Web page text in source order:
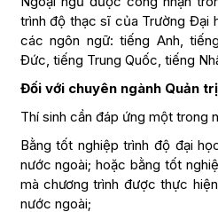
trình độ thạc sĩ của Trường Đại
các ngôn ngữ: tiếng Anh,
Đức, tiếng Trung Quốc, tiếng
Đối với chuyên ngành Quản
Thí sinh cần đáp ứng một trong
Bằng tốt nghiệp trình độ đại
nước ngoài; hoặc bằng tốt
mà chương trình được thực
nước ngoài;